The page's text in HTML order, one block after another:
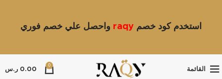
استخدم كود خصم raqy واحصل علي خصم فوري
القائمة
0
0.00 ر.س